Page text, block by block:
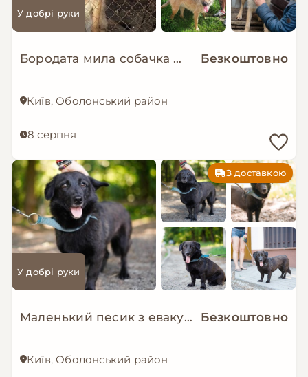
У добрі руки
Бородата мила собачка МАЛЬВА мріє про родину! Безкоштовно
Київ, Оболонський район
8 серпня
З доставкою
У добрі руки
Маленький песик з евакуації мріє о родині! Безкоштовно
Київ, Оболонський район